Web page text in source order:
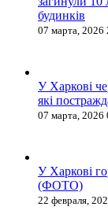
будинків
07 марта, 2026
У Харкові
які
07 марта, 2026
У Харкові
(ФОТО)
22 февраля,